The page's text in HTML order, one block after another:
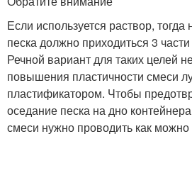
Если используется раствор, тогда
песка должно приходиться 3
Речной вариант для таких целей
повышения пластичности смеси
пластификатором. Чтобы
оседание песка на дно
смеси нужно проводить как